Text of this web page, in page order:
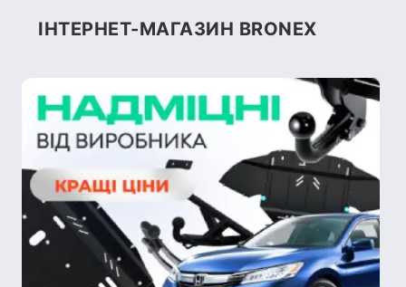
ІНТЕРНЕТ-МАГАЗИН BRONEX